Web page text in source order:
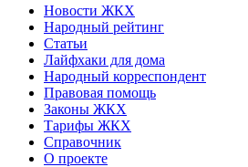
Новости ЖКХ
Народный рейтинг
Статьи
Лайфхаки для дома
Народный корреспондент
Правовая помощь
Законы ЖКХ
Тарифы ЖКХ
Справочник
О проекте